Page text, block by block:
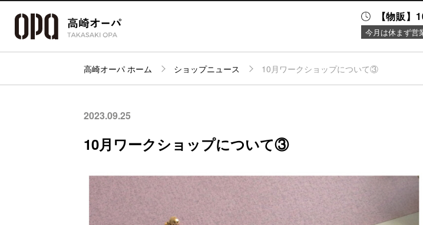
【物販
今月は休まず営
パーキング
ニュース＆
イベント
高崎オーパ ホーム ショップニュース 10月ワークショップについて③
2023.09.25
10月ワークショップについて③